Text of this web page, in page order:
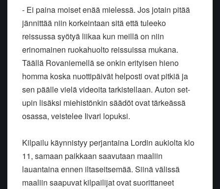
- Ei paina moiset enää mielessä. Jos jotain pitää
jännittää niin korkeintaan sitä että tuleeko
reissussa syötyä liikaa kun meillä on niin
erinomainen ruokahuolto reissuissa mukana.
Täällä Rovaniemellä se onkin erityisen hieno
homma koska nuottipäivät helposti ovat pitkiä ja
sen päälle vielä videoita tarkistellaan. Auton set-
upin lisäksi miehistönkin säädöt ovat tärkeässä
osassa, veistelee Iivari lopuksi.
Kilpailu käynnistyy perjantaina Lordin aukiolta klo
11, samaan paikkaan saavutaan maaliin
lauantaina ennen iltaseitsemää. Siinä välissä
maaliin saapuvat kilpailijat ovat suorittaneet